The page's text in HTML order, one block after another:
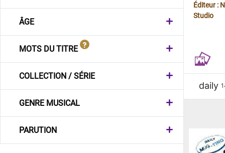
ÂGE
MOTS DU TITRE
COLLECTION / SÉRIE
GENRE MUSICAL
PARUTION
Éditeur :
Studio
daily